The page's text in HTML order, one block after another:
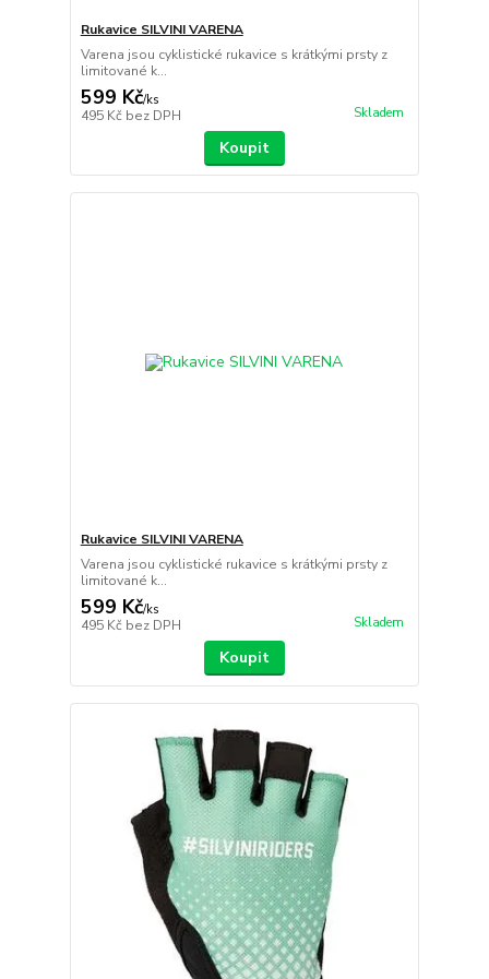
Rukavice SILVINI VARENA
Varena jsou cyklistické rukavice s krátkými prsty z
limitované k...
599 Kč/ks
495 Kč bez DPH Skladem
Koupit
Rukavice SILVINI VARENA
Varena jsou cyklistické rukavice s krátkými prsty z
limitované k...
599 Kč/ks
495 Kč bez DPH Skladem
Koupit